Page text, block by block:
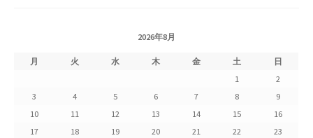
お歳暮特集
お気に入りリスト
ご利用ガイド
2026年8月
月 火 水 木 金 土
日
1
2
3
4 5 6 7 8
9
10
11 12 13 14 15
16
17
18 19 20 21 22
23